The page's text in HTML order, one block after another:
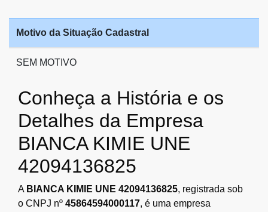
Motivo da Situação Cadastral
SEM MOTIVO
Conheça a História e os
Detalhes da Empresa
BIANCA KIMIE UNE
42094136825
A BIANCA KIMIE UNE 42094136825, registrada sob
o CNPJ nº 45864594000117, é uma empresa